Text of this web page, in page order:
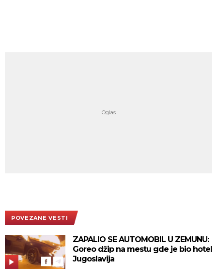
POVEZANE VESTI
ZAPALIO SE AUTOMOBIL U ZEMUNU:
Goreo džip na mestu gde je bio hotel
Jugoslavija